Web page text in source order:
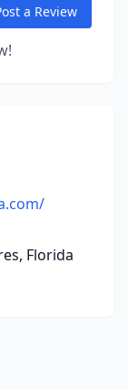
a Review
Florida